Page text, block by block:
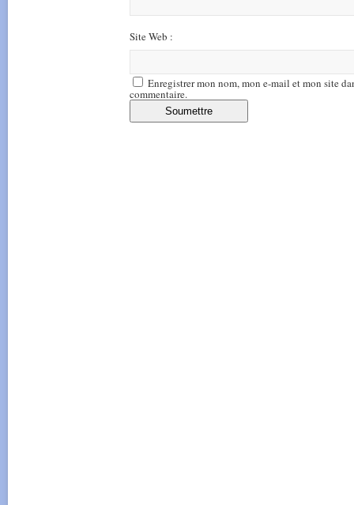
Site Web :
Enregistrer mon nom, mon e-mail et mon site
commentaire.